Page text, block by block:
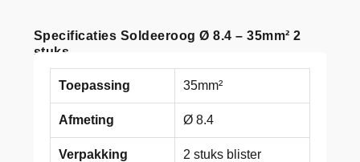
Specificaties Soldeeroog Ø 8.4 – 35mm² 2
stuks
Toepassing 35mm²
Afmeting Ø 8.4
Verpakking 2 stuks blister